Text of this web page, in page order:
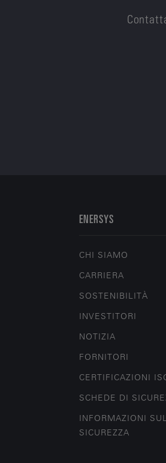
ENERSYS
CHI SIAMO
CARRIERA
SOSTENIBILITÀ
INVESTITORI
NOTIZIA
FORNITORI
CERTIFICAZIONI
SCHEDE DI
INFORMAZIONI
SICUREZZA